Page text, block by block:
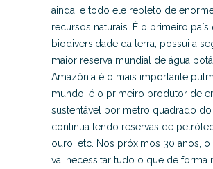
ainda, e todo ele repleto de
recursos naturais. É o primeiro país
biodiversidade da terra, possui a
maior reserva mundial de água
Amazônia é o mais importante
mundo, é o primeiro produtor de
sustentável por metro quadrado do
continua tendo reservas de
ouro, etc. Nos próximos 30 anos,
vai necessitar tudo o que de forma